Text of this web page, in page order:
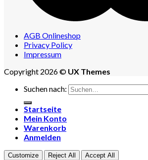
AGB Onlineshop
Privacy Policy
Impressum
Copyright 2026 © UX Themes
Suchen nach:
Startseite
Mein Konto
Warenkorb
Anmelden
Customize Reject All Accept All